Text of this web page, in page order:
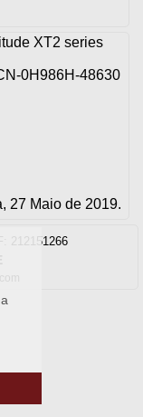
XT2 series
0H986H-48630
27 Maio de 2019.
212151266